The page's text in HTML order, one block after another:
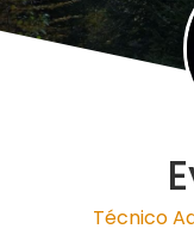
Técnico